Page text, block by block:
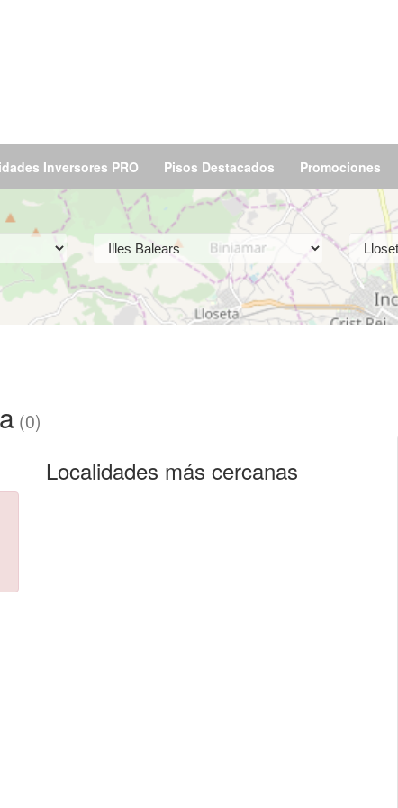
Inversores PRO Pisos Destacados Promociones
(0)
Localidades más cercanas